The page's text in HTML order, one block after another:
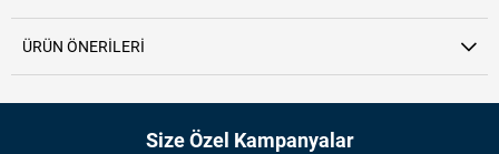
ÜRÜN ÖNERILERI
Size Özel Kampanyalar